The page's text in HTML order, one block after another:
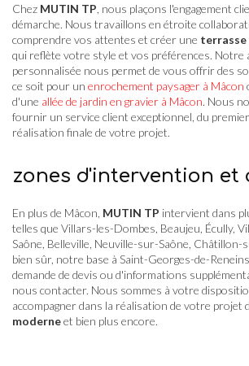
Chez MUTIN TP , nous plaçons l'engagement
démarche. Nous travaillons en étroite
comprendre vos attentes et créer une terrasse
qui reflète votre style et vos préférences. Notre
personnalisée nous permet de vous offrir des
ce soit pour un enrochement paysager à Mâcon
d'une allée de jardin en gravier à Mâcon. Nous
fournir un service client exceptionnel, du
réalisation finale de votre projet.
zones d'intervention et
En plus de Mâcon, MUTIN TP intervient dans
telles que Villars-les-Dombes, Beaujeu, Écully,
Saône, Belleville, Neuville-sur-Saône,
bien sûr, notre base à Saint-Georges-de-
demande de devis ou d'informations
nous contacter. Nous sommes à votre
accompagner dans la réalisation de votre projet
moderneet bien plus encore.